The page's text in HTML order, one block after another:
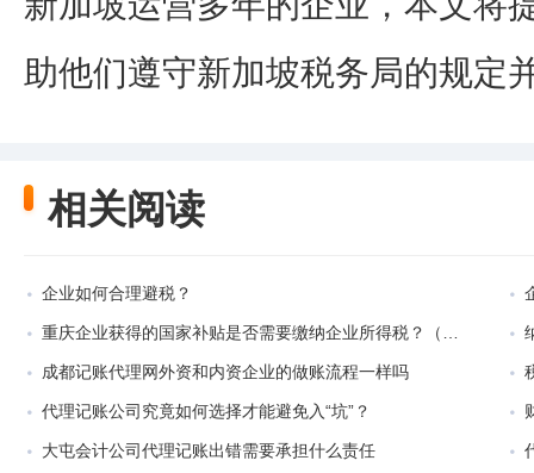
助他们遵守新加坡税务局的规定
相关阅读
企业如何合理避税？
重庆企业获得的国家补贴是否需要缴纳企业所得税？（公司名称预审）
成都记账代理网外资和内资企业的做账流程一样吗
代理记账公司究竟如何选择才能避免入“坑”？
大屯会计公司代理记账出错需要承担什么责任